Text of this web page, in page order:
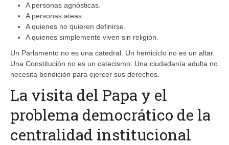
A personas agnósticas.
A personas ateas.
A quienes no quieren definirse.
A quienes simplemente viven sin religión.
Un Parlamento no es una catedral. Un hemiciclo no es un altar.
Una Constitución no es un catecismo. Una ciudadanía adulta no
necesita bendición para ejercer sus derechos.
La visita del Papa y el
problema democrático de la
centralidad institucional